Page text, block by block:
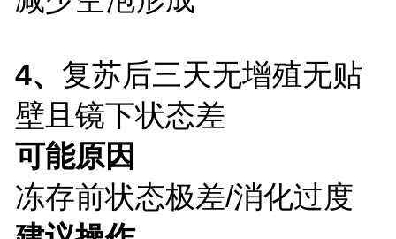
4、 复苏后三天无增殖无贴
壁且镜下状态差
可能原因
冻存前状态极差/消化过度